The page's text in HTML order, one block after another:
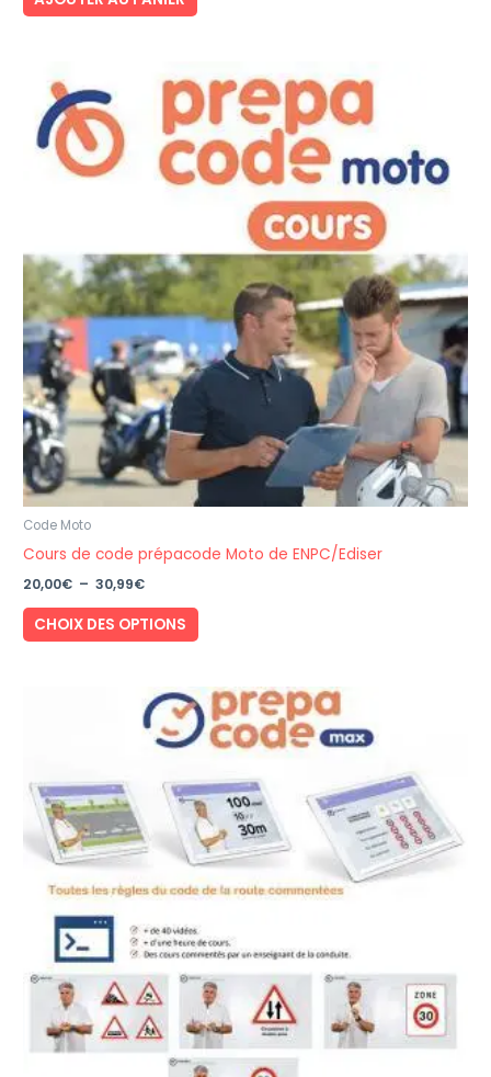
Code Moto
Cours de code prépacode Moto de ENPC/Ediser
20,00€ – 30,99€Plage
prix :
20,00€
CHOIX DES OPTIONS
Ce
produit
plusieurs
variations.
Les
options
peuvent
être
choisies
sur
page
produit